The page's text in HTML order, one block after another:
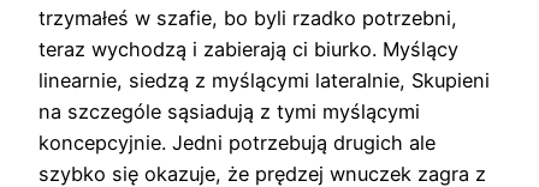
trzymałeś w szafie, bo byli rzadko potrzebni,
teraz wychodzą i zabierają ci biurko. Myślący
linearnie, siedzą z myślącymi lateralnie, Skupieni
na szczególe sąsiadują z tymi myślącymi
koncepcyjnie. Jedni potrzebują drugich ale
szybko się okazuje, że prędzej wnuczek zagra z